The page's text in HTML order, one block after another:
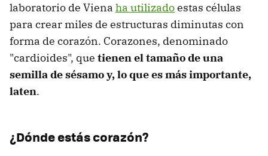
laboratorio de Viena ha utilizadoestas células
para crear miles de estructuras diminutas con
forma de corazón. Corazones, denominado
"cardioides", que tienen el tamaño de una
semilla de sésamo y, lo que es más importante,
laten.
¿Dónde estás corazón?